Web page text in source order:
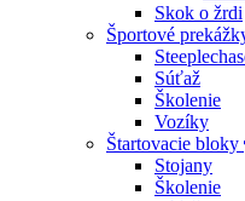
Skok o žrdi
Športové
Súťaž
Školenie
Vozíky
Štartovacie bloky
Stojany
Školenie